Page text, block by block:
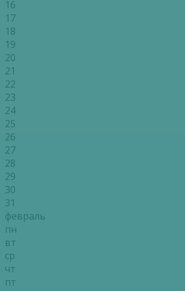
16
17
18
19
20
21
22
23
24
25
26
27
28
29
30
31
февраль
пн
вт
ср
чт
пт